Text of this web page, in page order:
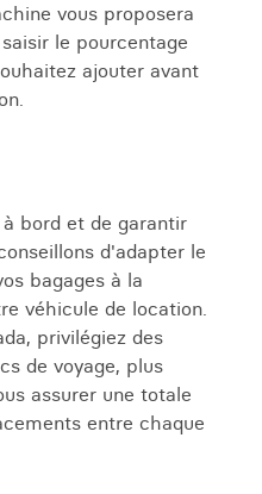
vous proposera
le pourcentage
ajouter avant
bord et de garantir
d'adapter le
bagages à la
véhicule de location.
privilégiez des
de voyage, plus
assurer une totale
entre chaque